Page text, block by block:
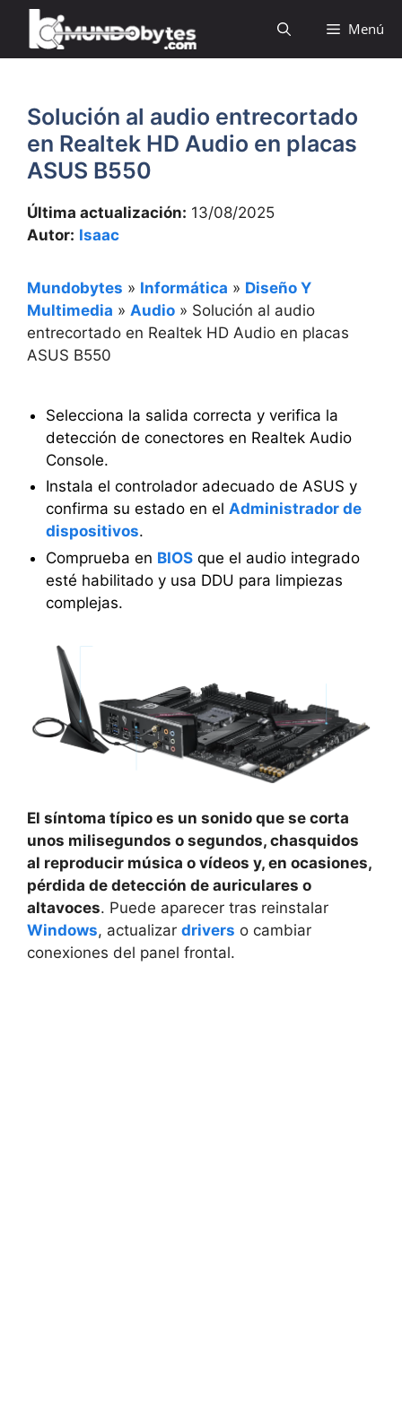
Saltar
contenido
Menú
Solución al audio entrecortado
en Realtek HD Audio en placas
ASUS B550
Última actualización: 13/08/2025
Autor: Isaac
Mundobytes » Informática » Diseño Y
Multimedia » Audio » Solución al audio
entrecortado en Realtek HD Audio en placas
ASUS B550
Selecciona la salida correcta y verifica la
detección de conectores en Realtek Audio
Console.
Instala el controlador adecuado de ASUS y
confirma su estado en el Administrador de
dispositivos.
Comprueba en BIOSque el audio integrado
esté habilitado y usa DDU para limpiezas
complejas.
El síntoma típico es un sonido que se corta
unos milisegundos o segundos, chasquidos
al reproducir música o vídeos y, en ocasiones,
pérdida de detección de auriculares o
altavoces. Puede aparecer tras reinstalar
Windows, actualizar drivers o cambiar
conexiones del panel frontal.